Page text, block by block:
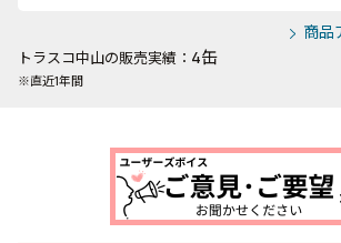
商品
トラスコ中山の販売実績： 4缶
※直近1年間